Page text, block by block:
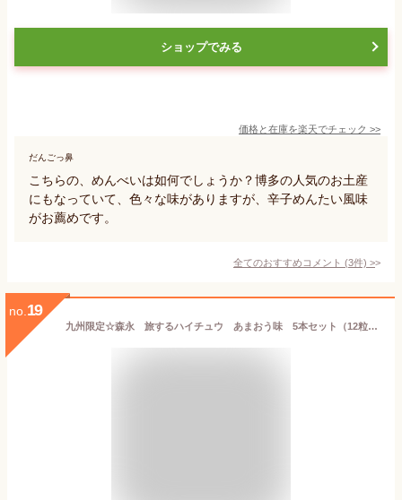
ショップでみる
価格と在庫を楽天でチェック >>
だんごっ鼻
こちらの、めんべいは如何でしょうか？博多の人気のお土産
にもなっていて、色々な味がありますが、辛子めんたい風味
がお薦めです。
全てのおすすめコメント (3件) >
no. 19
九州限定☆森永 旅するハイチュウ あまおう味 5本セット（12粒入x5本）【地域限定品 九州お土産 福岡 お土産 お菓子】 《》【RCP】